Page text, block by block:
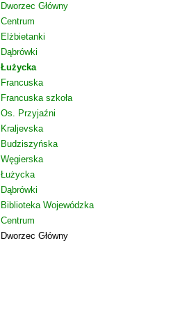
Dworzec Główny
Centrum
Elżbietanki
Dąbrówki
Łużycka
Francuska
Francuska szkoła
Os. Przyjaźni
Kraljevska
Budziszyńska
Węgierska
Łużycka
Dąbrówki
Biblioteka Wojewódzka
Centrum
Dworzec Główny